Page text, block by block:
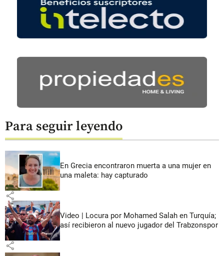
Para seguir leyendo
En Grecia encontraron muerta a una mujer en
una maleta: hay capturado
share
Video | Locura por Mohamed Salah en Turquía;
así recibieron al nuevo jugador del Trabzonspor
share